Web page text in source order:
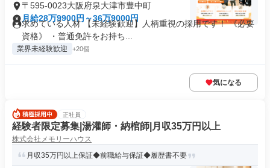
〒595-0023大阪府泉大津市豊中町
月給28万9900円～36万9000円
求めている人材 【未経験歓迎】人柄重視の採用です！ 《必要
資格》 ・普通免許をお持ち...
業界未経験歓迎 +20個
気になる
正社員
経験者限定募集|湯灌師・納棺師|月収35万円以上
株式会社メモリーハウス
月収35万円以上保証◆前職給与保証◆履歴書不要